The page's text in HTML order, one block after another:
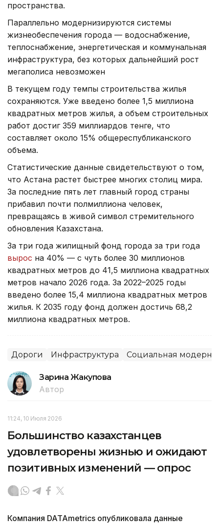
пространства.
Параллельно модернизируются системы
жизнеобеспечения города — водоснабжение,
теплоснабжение, энергетическая и коммунальная
инфраструктура, без которых дальнейший рост
мегаполиса невозможен
В текущем году темпы строительства жилья
сохраняются. Уже введено более 1,5 миллиона
квадратных метров жилья, а объем строительных
работ достиг 359 миллиардов тенге, что
составляет около 15% общереспубликанского
объема.
Статистические данные свидетельствуют о том,
что Астана растет быстрее многих столиц мира.
За последние пять лет главный город страны
прибавил почти полмиллиона человек,
превращаясь в живой символ стремительного
обновления Казахстана.
За три года жилищный фонд города за три года
вырос на 40% — с чуть более 30 миллионов
квадратных метров до 41,5 миллиона квадратных
метров начало 2026 года. За 2022–2025 годы
введено более 15,4 миллиона квадратных метров
жилья. К 2035 году фонд должен достичь 68,2
миллиона квадратных метров.
Дороги Инфраструктура Социальная
Зарина Жакупова
Автор
11:24, 10 Июля 2026
Большинство казахстанцев
удовлетворены жизнью и ожидают
позитивных изменений — опрос
Компания DATAmetrics опубликовала данные